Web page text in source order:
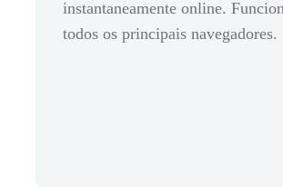
instantaneamente online.
todos os principais navegadores.